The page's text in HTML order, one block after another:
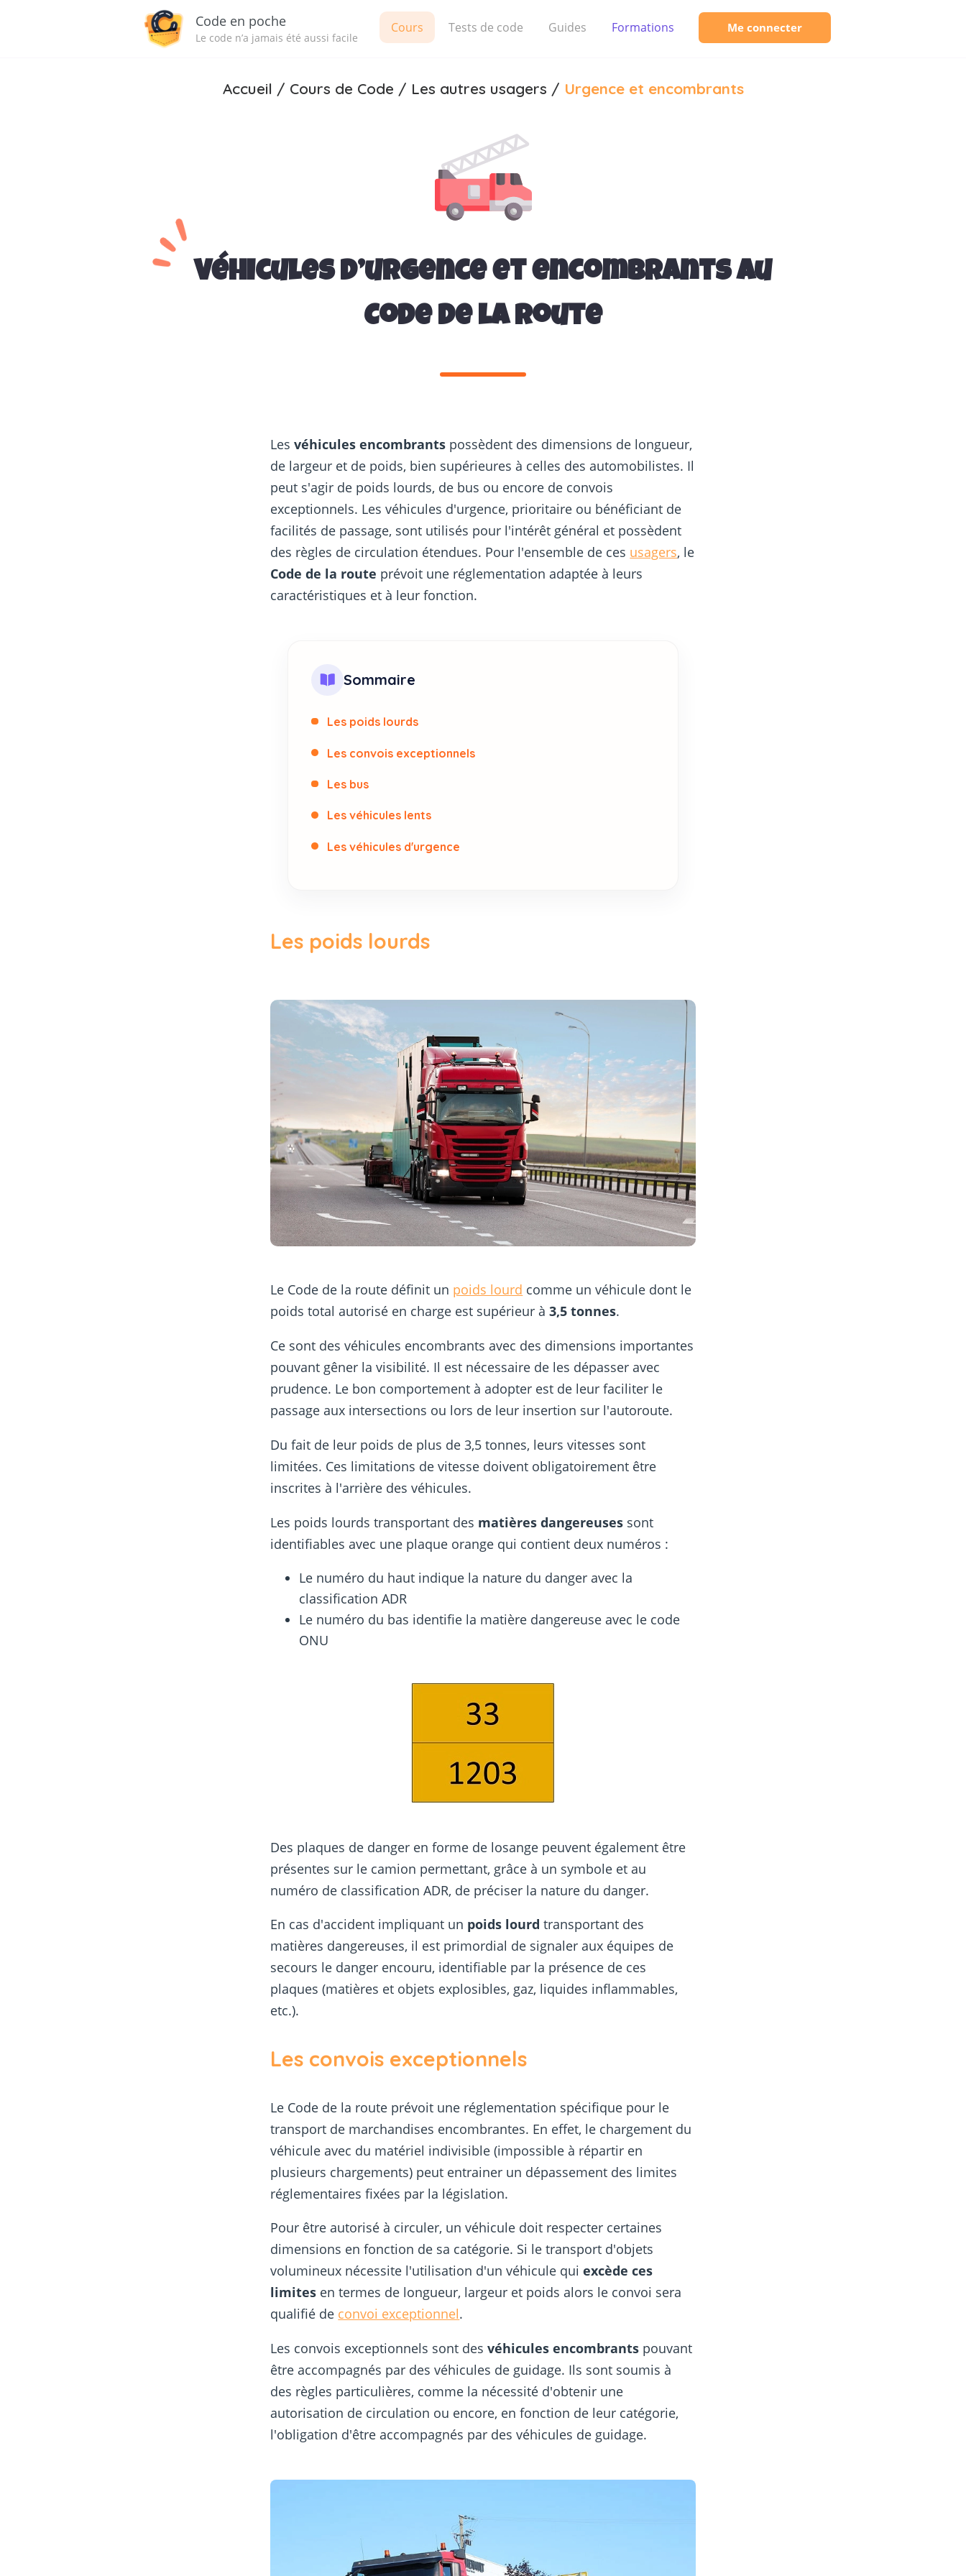
Code en poche
Le code n’a jamais été aussi facile
Cours Tests de code Guides Formations Me connecter
Accueil / Cours de Code / Les autres usagers / Urgence et encombrants
Véhicules d’urgence et encombrants au
Code de la route
Lesvéhicules encombrants possèdent des dimensions de longueur,
de largeur et de poids, bien supérieures à celles des automobilistes. Il
peut s'agir de poids lourds, de bus ou encore de convois
exceptionnels. Les véhicules d'urgence, prioritaire ou bénéficiant de
facilités de passage, sont utilisés pour l'intérêt général et possèdent
des règles de circulation étendues. Pour l'ensemble de ces usagers, le
Code de la route prévoit une réglementation adaptée à leurs
caractéristiques et à leur fonction.
Sommaire
Les poids lourds
Les convois exceptionnels
Les bus
Les véhicules lents
Les véhicules d'urgence
Les poids lourds
Le Code de la route définit un poids lourd comme un véhicule dont le
poids total autorisé en charge est supérieur à3,5 tonnes.
Ce sont des véhicules encombrants avec des dimensions importantes
pouvant gêner la visibilité. Il est nécessaire de les dépasser avec
prudence. Le bon comportement à adopter est de leur faciliter le
passage aux intersections ou lors de leur insertion sur l'autoroute.
Du fait de leur poids de plus de 3,5 tonnes, leurs vitesses sont
limitées. Ces limitations de vitesse doivent obligatoirement être
inscrites à l'arrière des véhicules.
Les poids lourds transportant des matières dangereuses sont
identifiables avec une plaque orange qui contient deux numéros :
Le numéro du haut indique la nature du danger avec la
classification ADR
Le numéro du bas identifie la matière dangereuse avec le code
ONU
Des plaques de danger en forme de losange peuvent également être
présentes sur le camion permettant, grâce à un symbole et au
numéro de classification ADR, de préciser la nature du danger.
En cas d'accident impliquant un poids lourd transportant des
matières dangereuses, il est primordial de signaler aux équipes de
secours le danger encouru, identifiable par la présence de ces
plaques (matières et objets explosibles, gaz, liquides inflammables,
etc.).
Les convois exceptionnels
Le Code de la route prévoit une réglementation spécifique pour le
transport de marchandises encombrantes. En effet, le chargement du
véhicule avec du matériel indivisible (impossible à répartir en
plusieurs chargements) peut entrainer un dépassement des limites
réglementaires fixées par la législation.
Pour être autorisé à circuler, un véhicule doit respecter certaines
dimensions en fonction de sa catégorie. Si le transport d'objets
volumineux nécessite l'utilisation d'un véhicule quiexcède ces
limites en termes de longueur, largeur et poids alors le convoi sera
qualifié de convoi exceptionnel.
Les convois exceptionnels sont desvéhicules encombrants pouvant
être accompagnés par des véhicules de guidage. Ils sont soumis à
des règles particulières, comme la nécessité d'obtenir une
autorisation de circulation ou encore, en fonction de leur catégorie,
l'obligation d'être accompagnés par des véhicules de guidage.